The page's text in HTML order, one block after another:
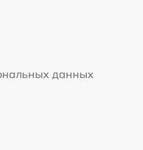
данных